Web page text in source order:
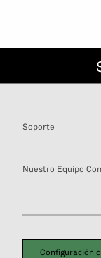
Soporte
Nuestro Equipo
Configuración